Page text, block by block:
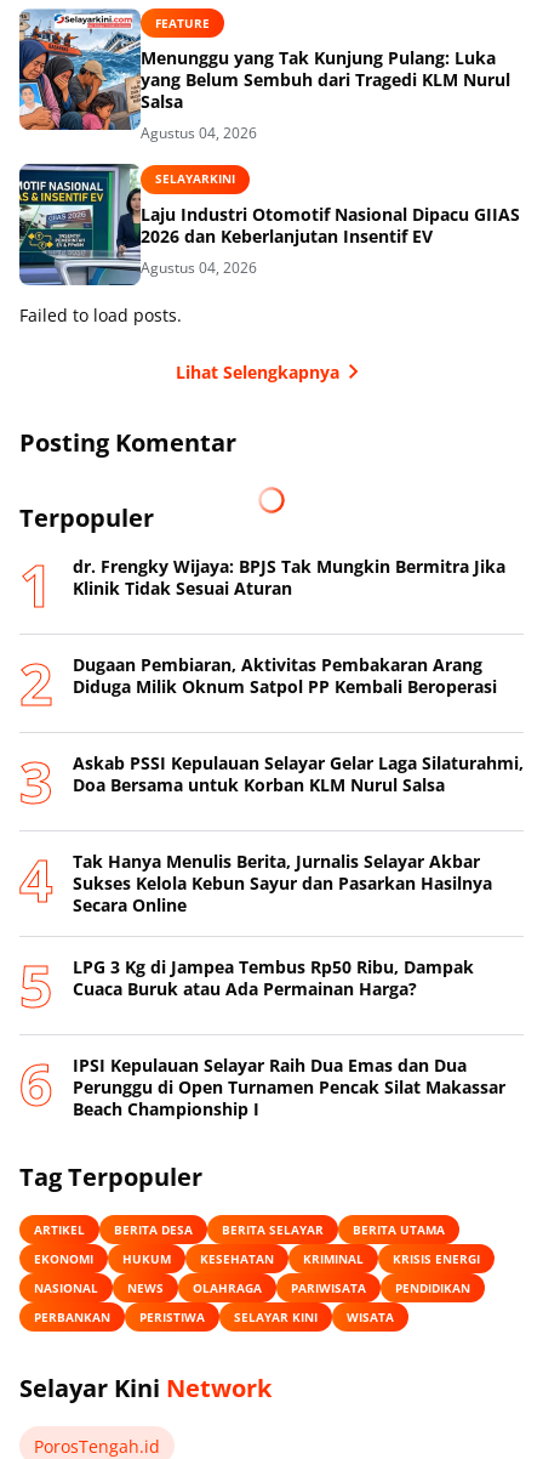
FEATURE
Menunggu yang Tak Kunjung Pulang: Luka
yang Belum Sembuh dari Tragedi KLM Nurul
Salsa
Agustus 04, 2026
SELAYARKINI
Laju Industri Otomotif Nasional Dipacu GIIAS
2026 dan Keberlanjutan Insentif EV
Agustus 04, 2026
Failed to load posts.
Lihat Selengkapnya
Posting Komentar
Terpopuler
dr. Frengky Wijaya: BPJS Tak Mungkin Bermitra Jika
Klinik Tidak Sesuai Aturan
Dugaan Pembiaran, Aktivitas Pembakaran Arang
Diduga Milik Oknum Satpol PP Kembali Beroperasi
‎Askab PSSI Kepulauan Selayar Gelar Laga Silaturahmi,
Doa Bersama untuk Korban KLM Nurul Salsa
‎Tak Hanya Menulis Berita, Jurnalis Selayar Akbar
Sukses Kelola Kebun Sayur dan Pasarkan Hasilnya
Secara Online
‎LPG 3 Kg di Jampea Tembus Rp50 Ribu, Dampak
Cuaca Buruk atau Ada Permainan Harga? ‎
IPSI Kepulauan Selayar Raih Dua Emas dan Dua
Perunggu di Open Turnamen Pencak Silat Makassar
Beach Championship I
Tag Terpopuler
ARTIKEL BERITA DESA BERITA SELAYAR
BERITA UTAMA
EKONOMI
HUKUM KESEHATAN KRIMINAL
KRISIS ENERGI
NASIONAL
NEWS OLAHRAGA PARIWISATA
PENDIDIKAN
PERBANKAN
PERISTIWA SELAYAR KINI WISATA
Selayar Kini Network
PorosTengah.id